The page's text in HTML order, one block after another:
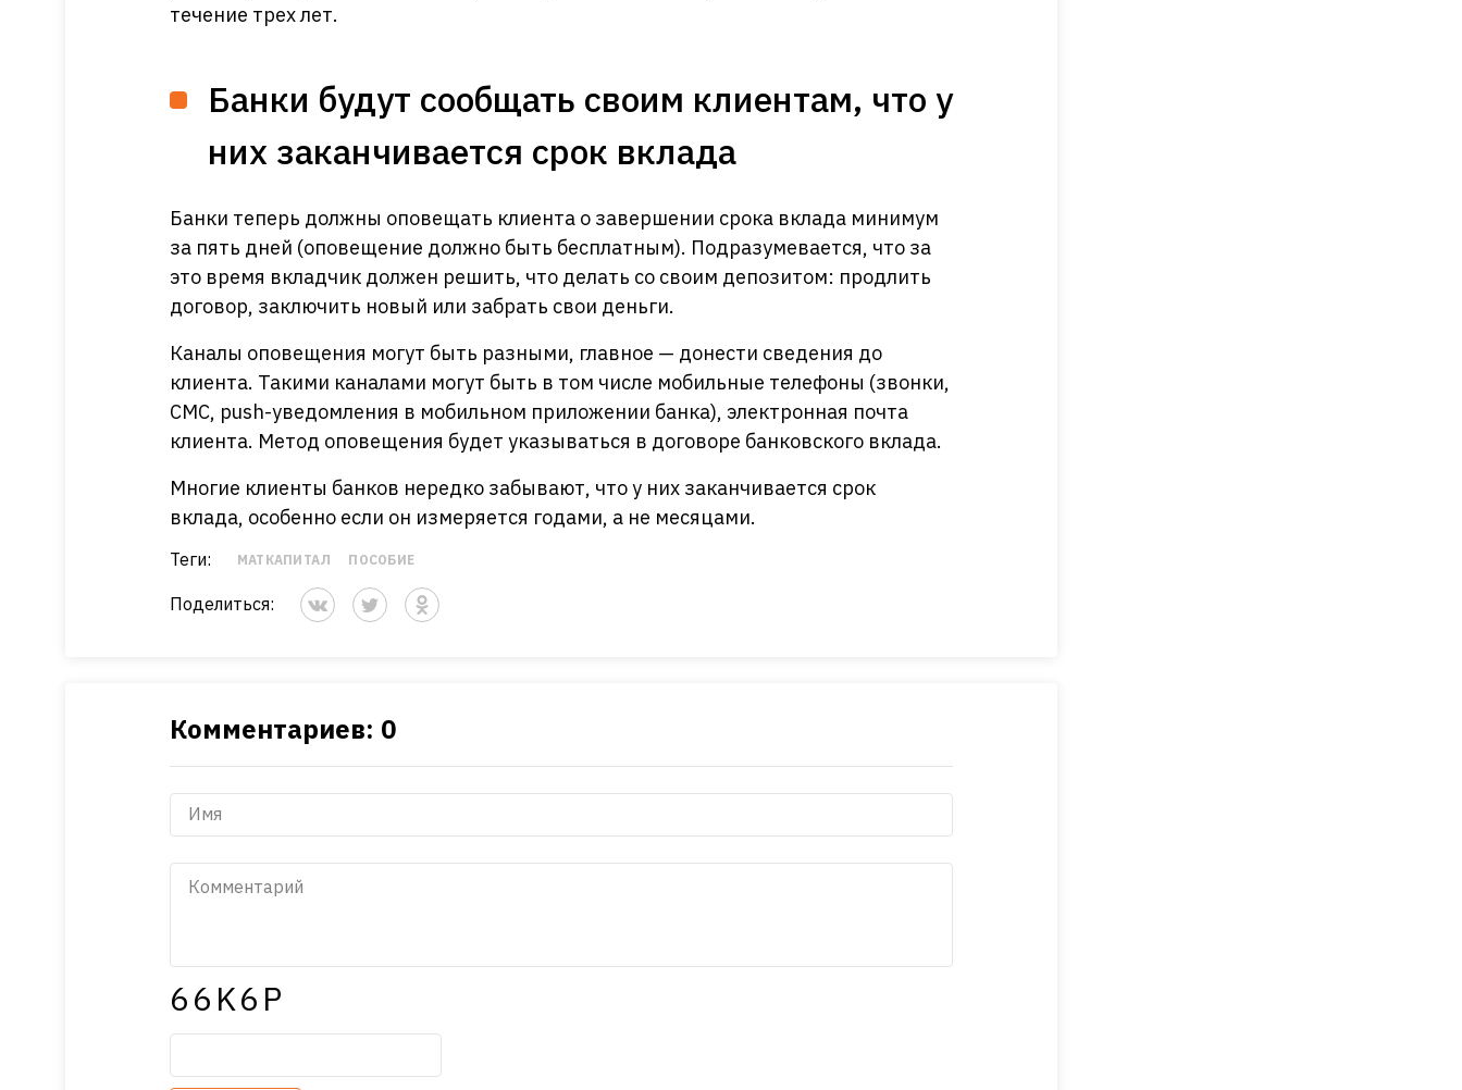
течение трех лет.
Банки будут сообщать своим клиентам, что у
них заканчивается срок вклада
Банки теперь должны оповещать клиента о завершении срока вклада минимум
за пять дней (оповещение должно быть бесплатным). Подразумевается, что за
это время вкладчик должен решить, что делать со своим депозитом: продлить
договор, заключить новый или забрать свои деньги.
Каналы оповещения могут быть разными, главное — донести сведения до
клиента. Такими каналами могут быть в том числе мобильные телефоны (звонки,
СМС, push-уведомления в мобильном приложении банка), электронная почта
клиента. Метод оповещения будет указываться в договоре банковского вклада.
Многие клиенты банков нередко забывают, что у них заканчивается срок
вклада, особенно если он измеряется годами, а не месяцами.
Теги: МАТКАПИТАЛ ПОСОБИЕ
Поделиться:
Комментариев: 0
66K6P